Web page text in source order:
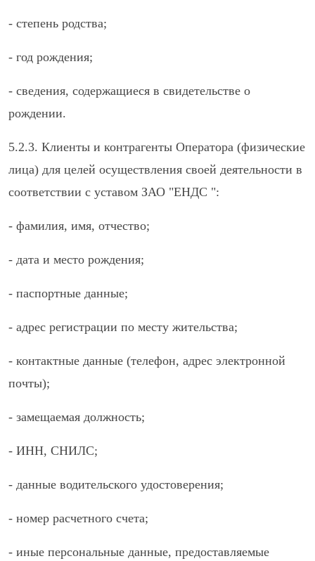
- степень родства;
- год рождения;
- сведения, содержащиеся в свидетельстве о
рождении.
5.2.3. Клиенты и контрагенты Оператора (физические
лица) для целей осуществления своей деятельности в
соответствии с уставом ЗАО "ЕНДС ":
- фамилия, имя, отчество;
- дата и место рождения;
- паспортные данные;
- адрес регистрации по месту жительства;
- контактные данные (телефон, адрес электронной
почты);
- замещаемая должность;
- ИНН, СНИЛС;
- данные водительского удостоверения;
- номер расчетного счета;
- иные персональные данные, предоставляемые